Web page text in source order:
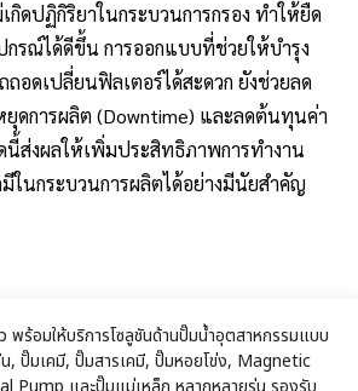
กิดปฏิกิริยาในกระบวนการกรอง ทำให้ยืด
กรณ์ได้ดีขึ้น การออกแบบที่ช่วยให้บำรุง
ถอดเปลี่ยนฟิลเตอร์ได้สะดวก ยังช่วยลด
ยุดการผลิต (Downtime) และลดต้นทุนค่า
นี้ส่งผลให้เพิ่มประสิทธิภาพการทำงาน
มีในกระบวนการผลิตได้อย่างมีนัยสำคัญ
ร้อมให้บริการโซลูชันด้านปั๊มน้ำอุตสาหกรรมแบบ
, ปั๊มเคมี, ปั๊มสารเคมี, ปั๊มหอยโข่ง, Magnetic